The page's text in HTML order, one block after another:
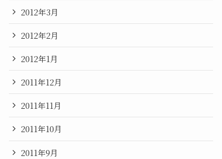
2012年3月
2012年2月
2012年1月
2011年12月
2011年11月
2011年10月
2011年9月